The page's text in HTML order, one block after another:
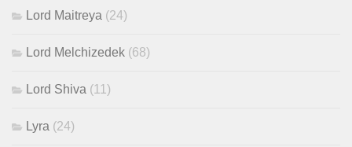
Lord Maitreya (24)
Lord Melchizedek (68)
Lord Shiva (11)
Lyra (24)